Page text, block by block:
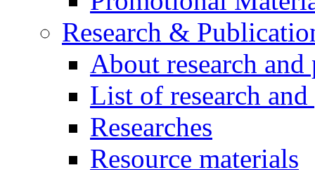
Research &
About research
List of research
Researches
Resource materials